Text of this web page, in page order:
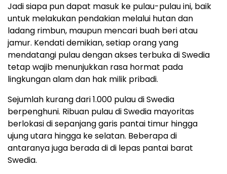
Jadi siapa pun dapat masuk ke pulau-pulau ini, baik
untuk melakukan pendakian melalui hutan dan
ladang rimbun, maupun mencari buah beri atau
jamur. Kendati demikian, setiap orang yang
mendatangi pulau dengan akses terbuka di Swedia
tetap wajib menunjukkan rasa hormat pada
lingkungan alam dan hak milik pribadi.
Sejumlah kurang dari 1.000 pulau di Swedia
berpenghuni. Ribuan pulau di Swedia mayoritas
berlokasi di sepanjang garis pantai timur hingga
ujung utara hingga ke selatan. Beberapa di
antaranya juga berada di di lepas pantai barat
Swedia.